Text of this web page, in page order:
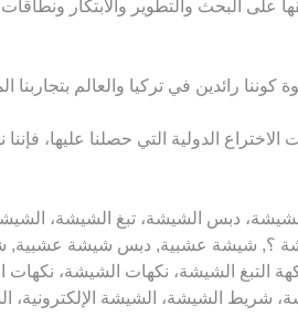
على البحث والتطوير والابتكار
الدولية التي حصلنا عليها،
دبس الشيشة العشبي، الشيشة، دبس الشيشة، تبغ
؟, شيشة عشبية, دبس شيشة عشبية,
التبغ الشيشة، نكهات الشيشة،